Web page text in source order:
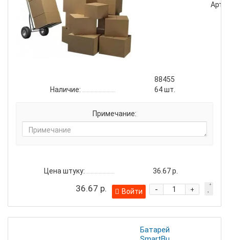
88455
Наличие:
64шт.
Примечание:
Цена штуку: 36.67 р.
36.67 р. +
-
Войти
Батарейка